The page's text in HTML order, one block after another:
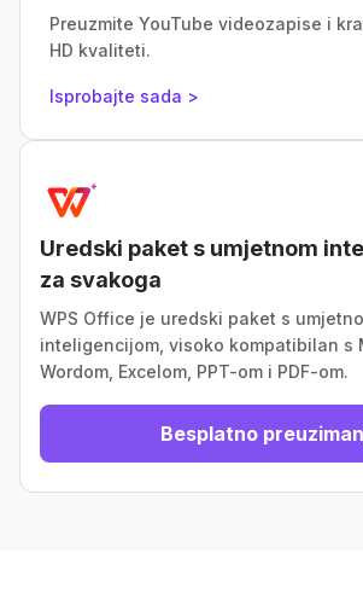
Preuzmite YouTube videozapise i
HD kvaliteti.
Isprobajte sada >
Uredski paket s umjetnom
za svakoga
WPS Office je uredski paket s
inteligencijom, visoko kompatibilan s
Wordom, Excelom, PPT-om i PDF-om.
Besplatno